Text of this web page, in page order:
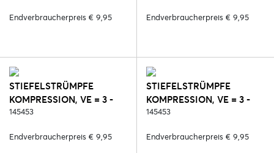
Endverbraucherpreis € 9,95 Endverbraucherpreis € 9,95
STIEFELSTRÜMPFE
KOMPRESSION, VE = 3 -
451. LILAC CORAL
145453
Endverbraucherpreis € 9,95
STIEFELSTRÜMPFE
KOMPRESSION, VE = 3 -
632. NAVY BLUE
145453
Endverbraucherpreis € 9,95